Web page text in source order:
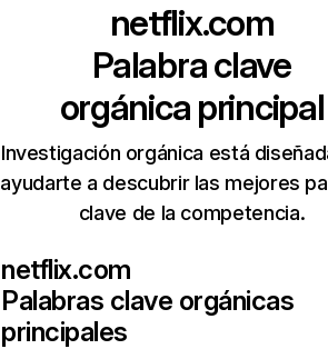
netflix.com
Palabra clave
orgánica principal
Investigación orgánica está
ayudarte a descubrir las mejores
clave de la competencia.
netflix.com
Palabras clave orgánicas
principales